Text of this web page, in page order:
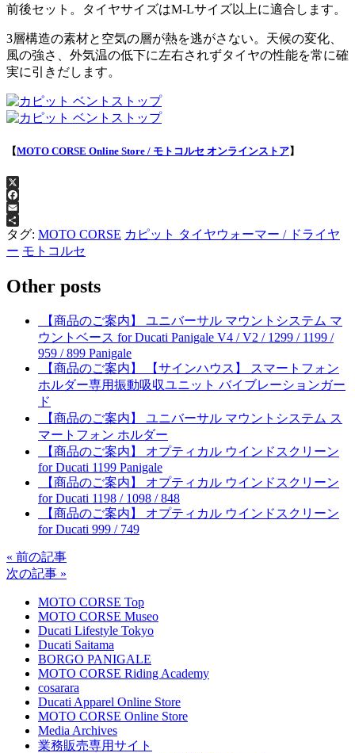
前後セット。タイヤサイズはM-Lサイズ以上に適合します。
3層構造の素材と空気の層が熱を逃がさない。天候の変化、
風の強さ、外気温の低下に左右されずタイヤの性能を常に確
実に引きだします。
【MOTO CORSE Online Store / モトコルセ オンラインストア】
X
Facebook
Email
共
有
タグ: MOTO CORSE カピット タイヤウォーマー / ドライヤ
ー モトコルセ
Other posts
【商品のご案内】 ユニバーサル マウントシステム マ
ウントベース for Ducati Panigale V4 / V2 / 1299 / 1199 /
959 / 899 Panigale
【商品のご案内】 【サインハウス】 スマートフォン
ホルダー専用振動吸収ユニット バイブレーションガー
ド
【商品のご案内】 ユニバーサル マウントシステム ス
マートフォン ホルダー
【商品のご案内】 オプティカル ウインドスクリーン
for Ducati 1199 Panigale
【商品のご案内】 オプティカル ウインドスクリーン
for Ducati 1198 / 1098 / 848
【商品のご案内】 オプティカル ウインドスクリーン
for Ducati 999 / 749
« 前の記事
次の記事 »
MOTO CORSE Top
MOTO CORSE Museo
Ducati Lifestyle Tokyo
Ducati Saitama
BORGO PANIGALE
MOTO CORSE Riding Academy
cosarara
Ducati Apparel Online Store
MOTO CORSE Online Store
Media Archives
業務販売専用サイト